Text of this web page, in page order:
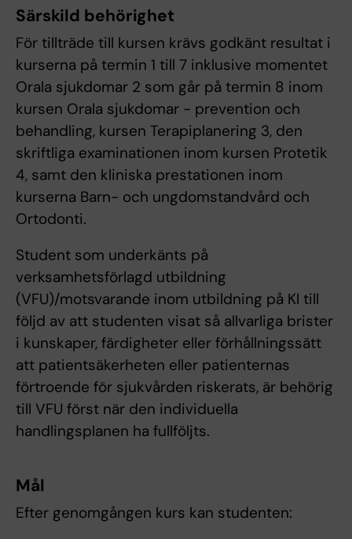
Särskild behörighet
För tillträde till kursen krävs godkänt resultat i
kurserna på termin 1 till 7 inklusive momentet
Orala sjukdomar 2 som går på termin 8 inom
kursen Orala sjukdomar - prevention och
behandling, kursen Terapiplanering 3, den
skriftliga examinationen inom kursen Protetik
4, samt den kliniska prestationen inom
kurserna Barn- och ungdomstandvård och
Ortodonti.
Student som underkänts på
verksamhetsförlagd utbildning
(VFU)/motsvarande inom utbildning på KI till
följd av att studenten visat så allvarliga brister
i kunskaper, färdigheter eller förhållningssätt
att patientsäkerheten eller patienternas
förtroende för sjukvården riskerats, är behörig
till VFU först när den individuella
handlingsplanen ha fullföljts.
Mål
Efter genomgången kurs kan studenten: